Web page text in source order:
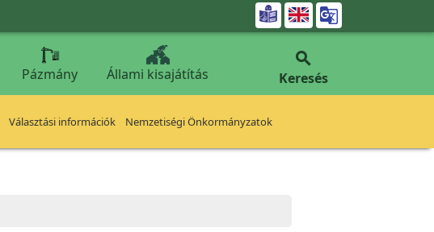

Pázmány Állami kisajátítás

Keresés
Választási információk Nemzetiségi Önkormányzatok